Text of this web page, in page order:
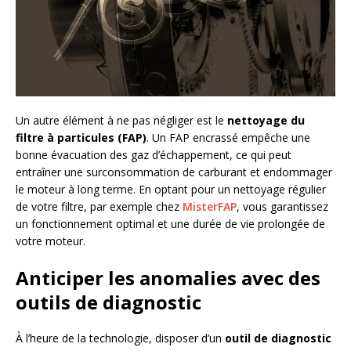
Un autre élément à ne pas négliger est le nettoyage du
filtre à particules (FAP). Un FAP encrassé empêche une
bonne évacuation des gaz d’échappement, ce qui peut
entraîner une surconsommation de carburant et endommager
le moteur à long terme. En optant pour un nettoyage régulier
de votre filtre, par exemple chez MisterFAP, vous garantissez
un fonctionnement optimal et une durée de vie prolongée de
votre moteur.
Anticiper les anomalies avec des
outils de diagnostic
À l’heure de la technologie, disposer d’un outil de diagnostic